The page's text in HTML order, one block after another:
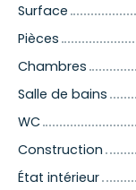
Surface
Pièces
Chambres
Salle de bains
WC
Construction
État intérieur